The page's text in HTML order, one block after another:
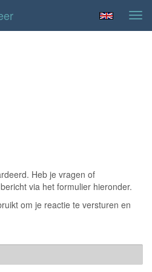
Heb je vragen of
via het formulier hieronder.
om je reactie te versturen en